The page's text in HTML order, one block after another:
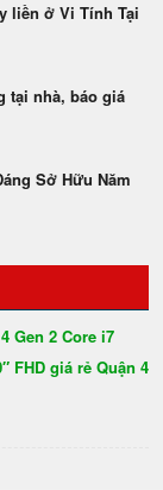
liền ở Vi Tính Tại
tại nhà, báo giá
Sở Hữu Năm
Gen 2 Core i7
FHD giá rẻ Quận 4